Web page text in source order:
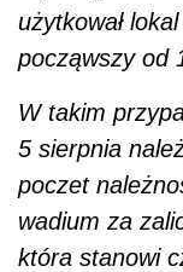
użytkował
począwszy od
W takim
5 sierpnia
poczet
wadium za
która stanowi